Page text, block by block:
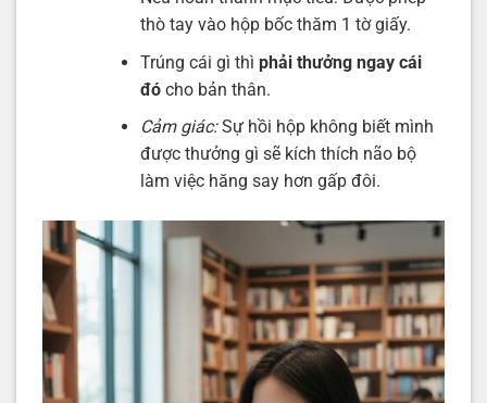
thò tay vào hộp bốc thăm 1 tờ giấy.
Trúng cái gì thì phải thưởng ngay cái
đócho bản thân.
Cảm giác:Sự hồi hộp không biết mình
được thưởng gì sẽ kích thích não bộ
làm việc hăng say hơn gấp đôi.